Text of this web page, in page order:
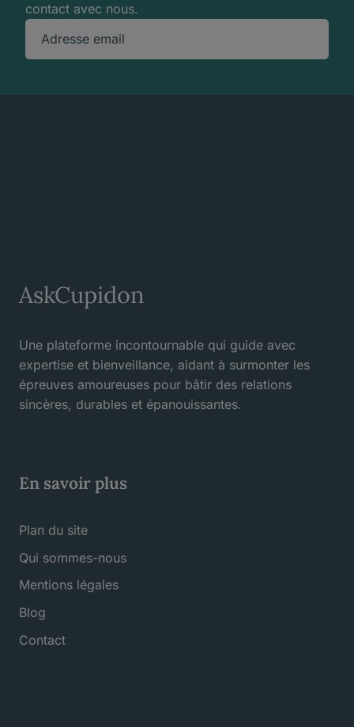
contact avec nous.
Adresse email
AskCupidon
Une plateforme incontournable qui guide avec
expertise et bienveillance, aidant à surmonter les
épreuves amoureuses pour bâtir des relations
sincères, durables et épanouissantes.
En savoir plus
Plan du site
Qui sommes-nous
Mentions légales
Blog
Contact